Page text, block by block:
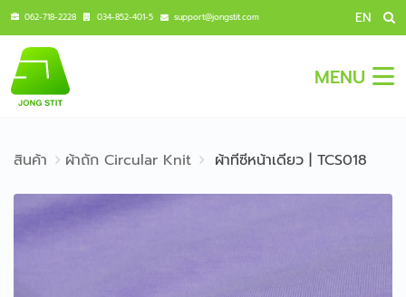
062-718-2228 034-852-401-5 support@jongstit.com EN
MENU
สินค้า ผ้าถัก Circular Knit ผ้าทีซีหน้าเดียว | TCS018